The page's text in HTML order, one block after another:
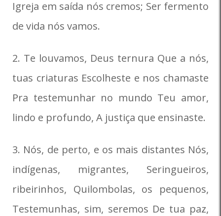
Igreja em saída nós cremos; Ser fermento
de vida nós vamos.
2. Te louvamos, Deus ternura Que a nós,
tuas criaturas Escolheste e nos chamaste
Pra testemunhar no mundo Teu amor,
lindo e profundo, A justiça que ensinaste.
3. Nós, de perto, e os mais distantes Nós,
indígenas, migrantes, Seringueiros,
ribeirinhos, Quilombolas, os pequenos,
Testemunhas, sim, seremos De tua paz,